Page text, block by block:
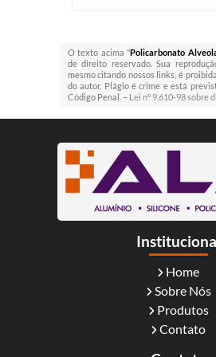
O texto acima "Policarbonato
de direito reservado. Sua
mesmo citando nossos links, é
do autor. Plágio é crime e está
Código Penal. – Lei n° 9.610-98 sobre
Home
Sobre Nós
Produtos
Contato